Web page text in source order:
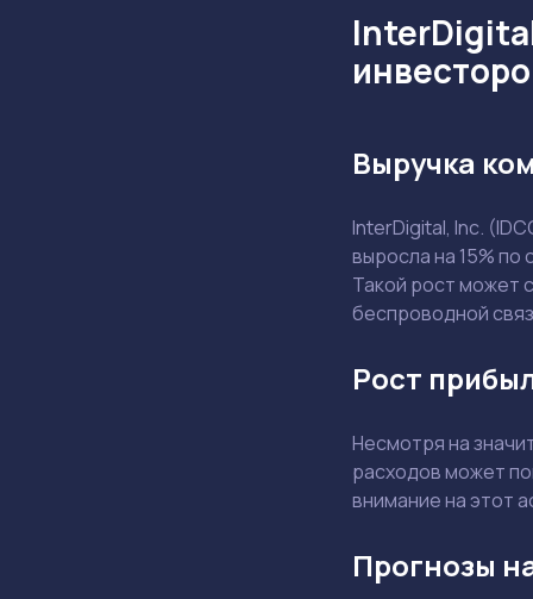
Выручка
InterDigital, Inc.
выросла на 15%
Такой рост может
беспроводной
Рост
Несмотря на
расходов может
внимание на этот
Прогнозы